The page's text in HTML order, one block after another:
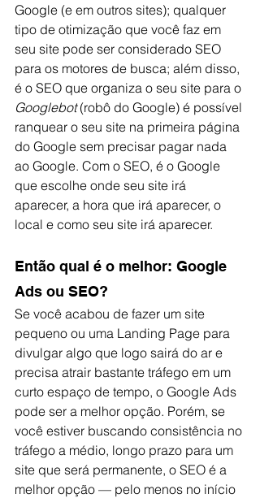
Google (e em outros sites); qualquer
tipo de otimização que você faz em
seu site pode ser considerado SEO
para os motores de busca; além disso,
é o SEO que organiza o seu site para o
Googlebot (robô do Google) é possível
ranquear o seu site na primeira página
do Google sem precisar pagar nada
ao Google. Com o SEO, é o Google
que escolhe onde seu site irá
aparecer, a hora que irá aparecer, o
local e como seu site irá aparecer.
Então qual é o melhor: Google
Ads ou SEO?
Se você acabou de fazer um site
pequeno ou uma Landing Page para
divulgar algo que logo sairá do ar e
precisa atrair bastante tráfego em um
curto espaço de tempo, o Google Ads
pode ser a melhor opção. Porém, se
você estiver buscando consistência no
tráfego a médio, longo prazo para um
site que será permanente, o SEO é a
melhor opção — pelo menos no início